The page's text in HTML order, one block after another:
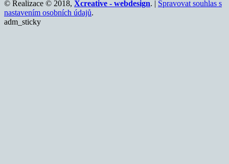
© Realizace © 2018, Xcreative - webdesign. | Spravovat souhlas s
nastavením osobních údajů.
adm_sticky